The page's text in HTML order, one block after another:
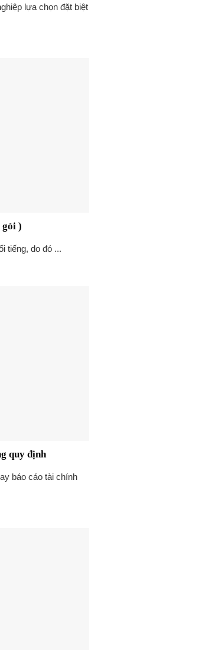
lựa chọn đặt biệt
gói )
tiếng, do đó ...
quy định
báo cáo tài chính